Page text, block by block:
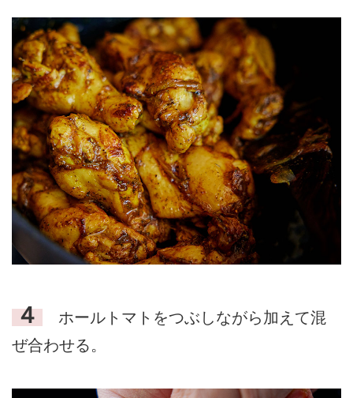
４
ホールトマトをつぶしながら加えて混
ぜ合わせる。